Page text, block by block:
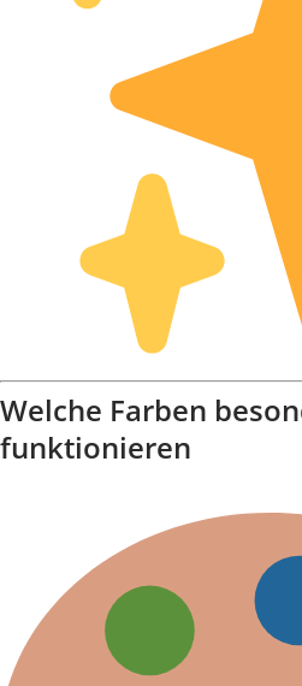
Welche Farben
funktionieren